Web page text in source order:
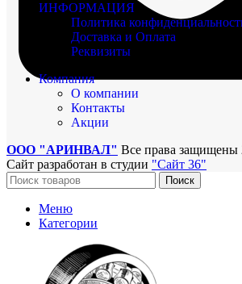
ИНФОРМАЦИЯ
Политика
Доставка и Оплата
Реквизиты
Компания
О компании
Контакты
Акции
ООО "АРИНВАЛ" Все права защищены
Сайт разработан в студии "Сайт 36"
Поиск
Меню
Категории